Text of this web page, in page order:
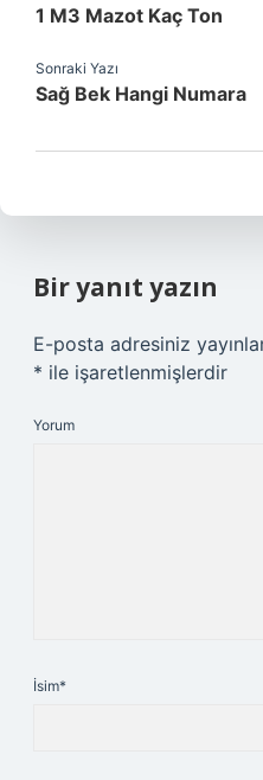
1 M3 Mazot Kaç Ton
Sonraki Yazı
Sağ Bek Hangi Numara
Bir yanıt yazın
E-posta adresiniz
* ile işaretlenmişlerdir
Yorum
İsim*